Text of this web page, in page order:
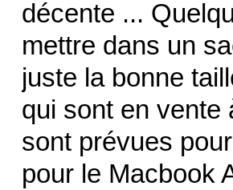
décente ...
mettre dans un
juste la bonne
qui sont en vente
sont prévues
pour le Macbook